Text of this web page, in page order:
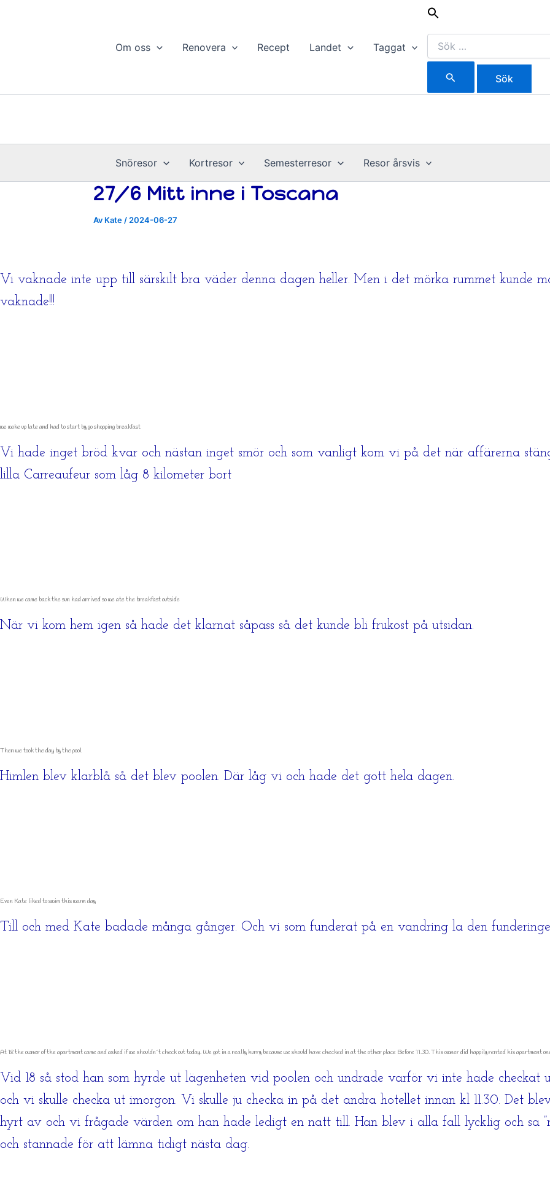
Om oss Renovera Recept Landet Taggat
Sök
efter:
Snöresor Kortresor Semesterresor Resor årsvis
27/6 Mitt inne i Toscana
Av Kate / 2024-06-27
Vi vaknade inte upp till särskilt bra väder denna dagen heller. Men i det mörka rummet kunde
vaknade!!!
we woke up late and had to start by go shopping breakfast
Vi hade inget bröd kvar och nästan inget smör och som vanligt kom vi på det när affärerna
lilla Carreaufeur som låg 8 kilometer bort
When we came back the sun had arrived so we ate the breakfast outside
När vi kom hem igen så hade det klarnat såpass så det kunde bli frukost på utsidan.
Then we took the day by the pool
Himlen blev klarblå så det blev poolen. Där låg vi och hade det gott hela dagen.
Even Kate liked to swim this warm day
Till och med Kate badade många gånger. Och vi som funderat på en vandring la den
At 18 the owner of the apartment came and asked if we shouldn´t check out today. We got in a really hurry because we should have checked in at the other place Before 11.30. This owner did happily rented his apartment
Vid 18 så stod han som hyrde ut lägenheten vid poolen och undrade varför vi inte hade
och vi skulle checka ut imorgon. Vi skulle ju checka in på det andra hotellet innan kl 11.30. Det
hyrt av och vi frågade värden om han hade ledigt en natt till. Han blev i alla fall lycklig och sa
och stannade för att lämna tidigt nästa dag.